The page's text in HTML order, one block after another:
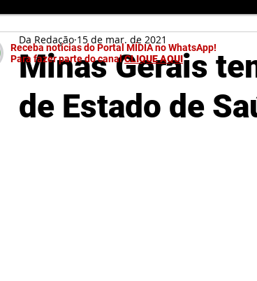
Minas Gerais
de Estado de
Da Redação 15 de mar. de 2021
Receba notícias do Portal MÍDIA no WhatsApp!
Para fazer parte do canalCLIQUE AQUI